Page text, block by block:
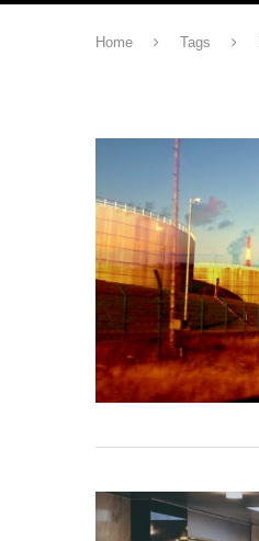
Home Tags